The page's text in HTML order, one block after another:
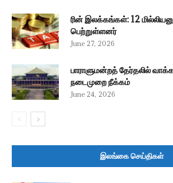
ரின் இலக்கங்கள்: 12
பெற்றுள்ளனர்
June 27, 2026
பாராளுமன்றத் தேர்தலில்
நடைமுறை நீக்கம்
June 24, 2026
இலங்கை செய்திகள்